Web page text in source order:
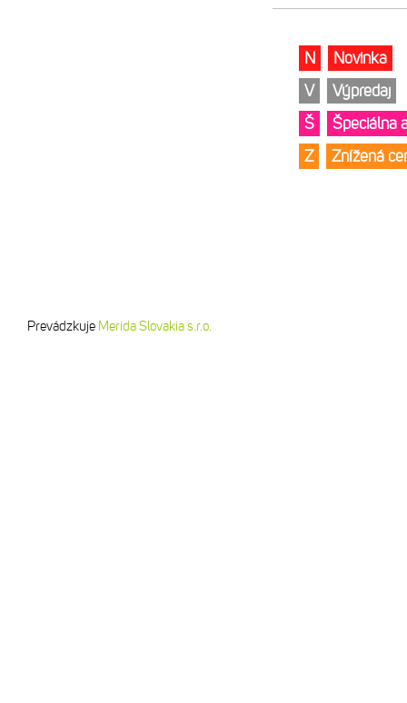
N
Novinka
V
Výpredaj
Š
Špeciálna
Z
Znížená
Prevádzkuje Merida Slovakia s.r.o.